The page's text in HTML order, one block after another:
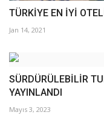
TÜRKİYE EN İYİ
Jan 14, 2021
SÜRDÜRÜLEBİLİR
YAYINLANDI
Mayıs 3, 2023